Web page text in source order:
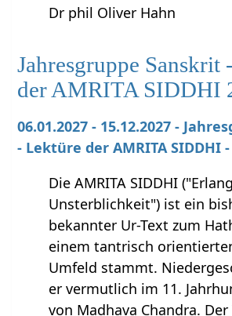
Dr phil Oliver Hahn
Jahresgruppe Sanskrit
der AMRITA SIDDHI
06.01.2027 - 15.12.2027 -
- Lektüre der AMRITA SIDDHI
Die AMRITA SIDDHI
Unsterblichkeit") ist ein
bekannter Ur-Text zum
einem tantrisch
Umfeld stammt.
er vermutlich im 11.
von Madhava Chandra.